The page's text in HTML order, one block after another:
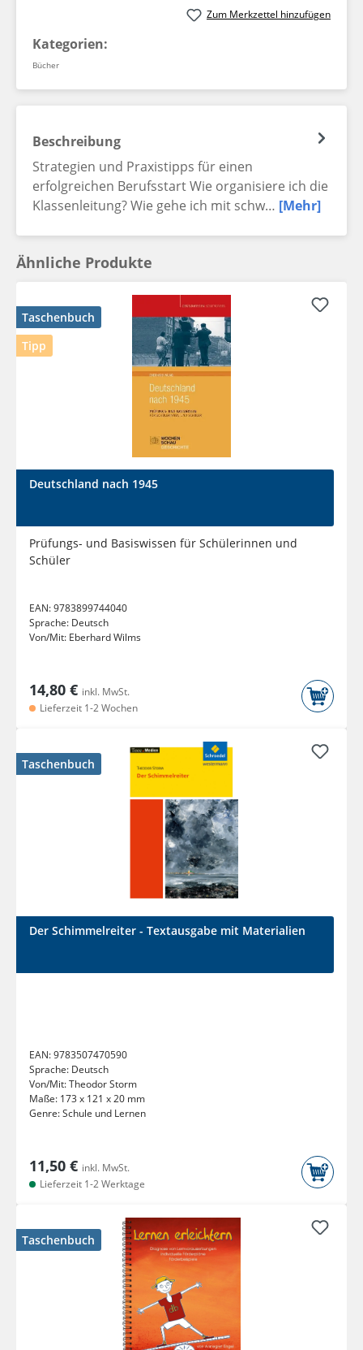
Zum Merkzettel hinzufügen
Kategorien:
Bücher
Beschreibung
Strategien und Praxistipps für einen
erfolgreichen Berufsstart Wie organisiere ich die
Klassenleitung? Wie gehe ich mit schw… [Mehr]
Ähnliche Produkte
Taschenbuch
Tipp
Deutschland nach 1945
Prüfungs- und Basiswissen für Schülerinnen und
Schüler
EAN:9783899744040
Sprache: Deutsch
Von/Mit: Eberhard Wilms
14,80 € inkl. MwSt.
Lieferzeit 1-2 Wochen
Taschenbuch
Der Schimmelreiter - Textausgabe mit Materialien
EAN:9783507470590
Sprache: Deutsch
Von/Mit:Theodor Storm
Maße: 173 x 121 x 20 mm
Genre:Schule und Lernen
11,50 € inkl. MwSt.
Lieferzeit 1-2 Werktage
Taschenbuch